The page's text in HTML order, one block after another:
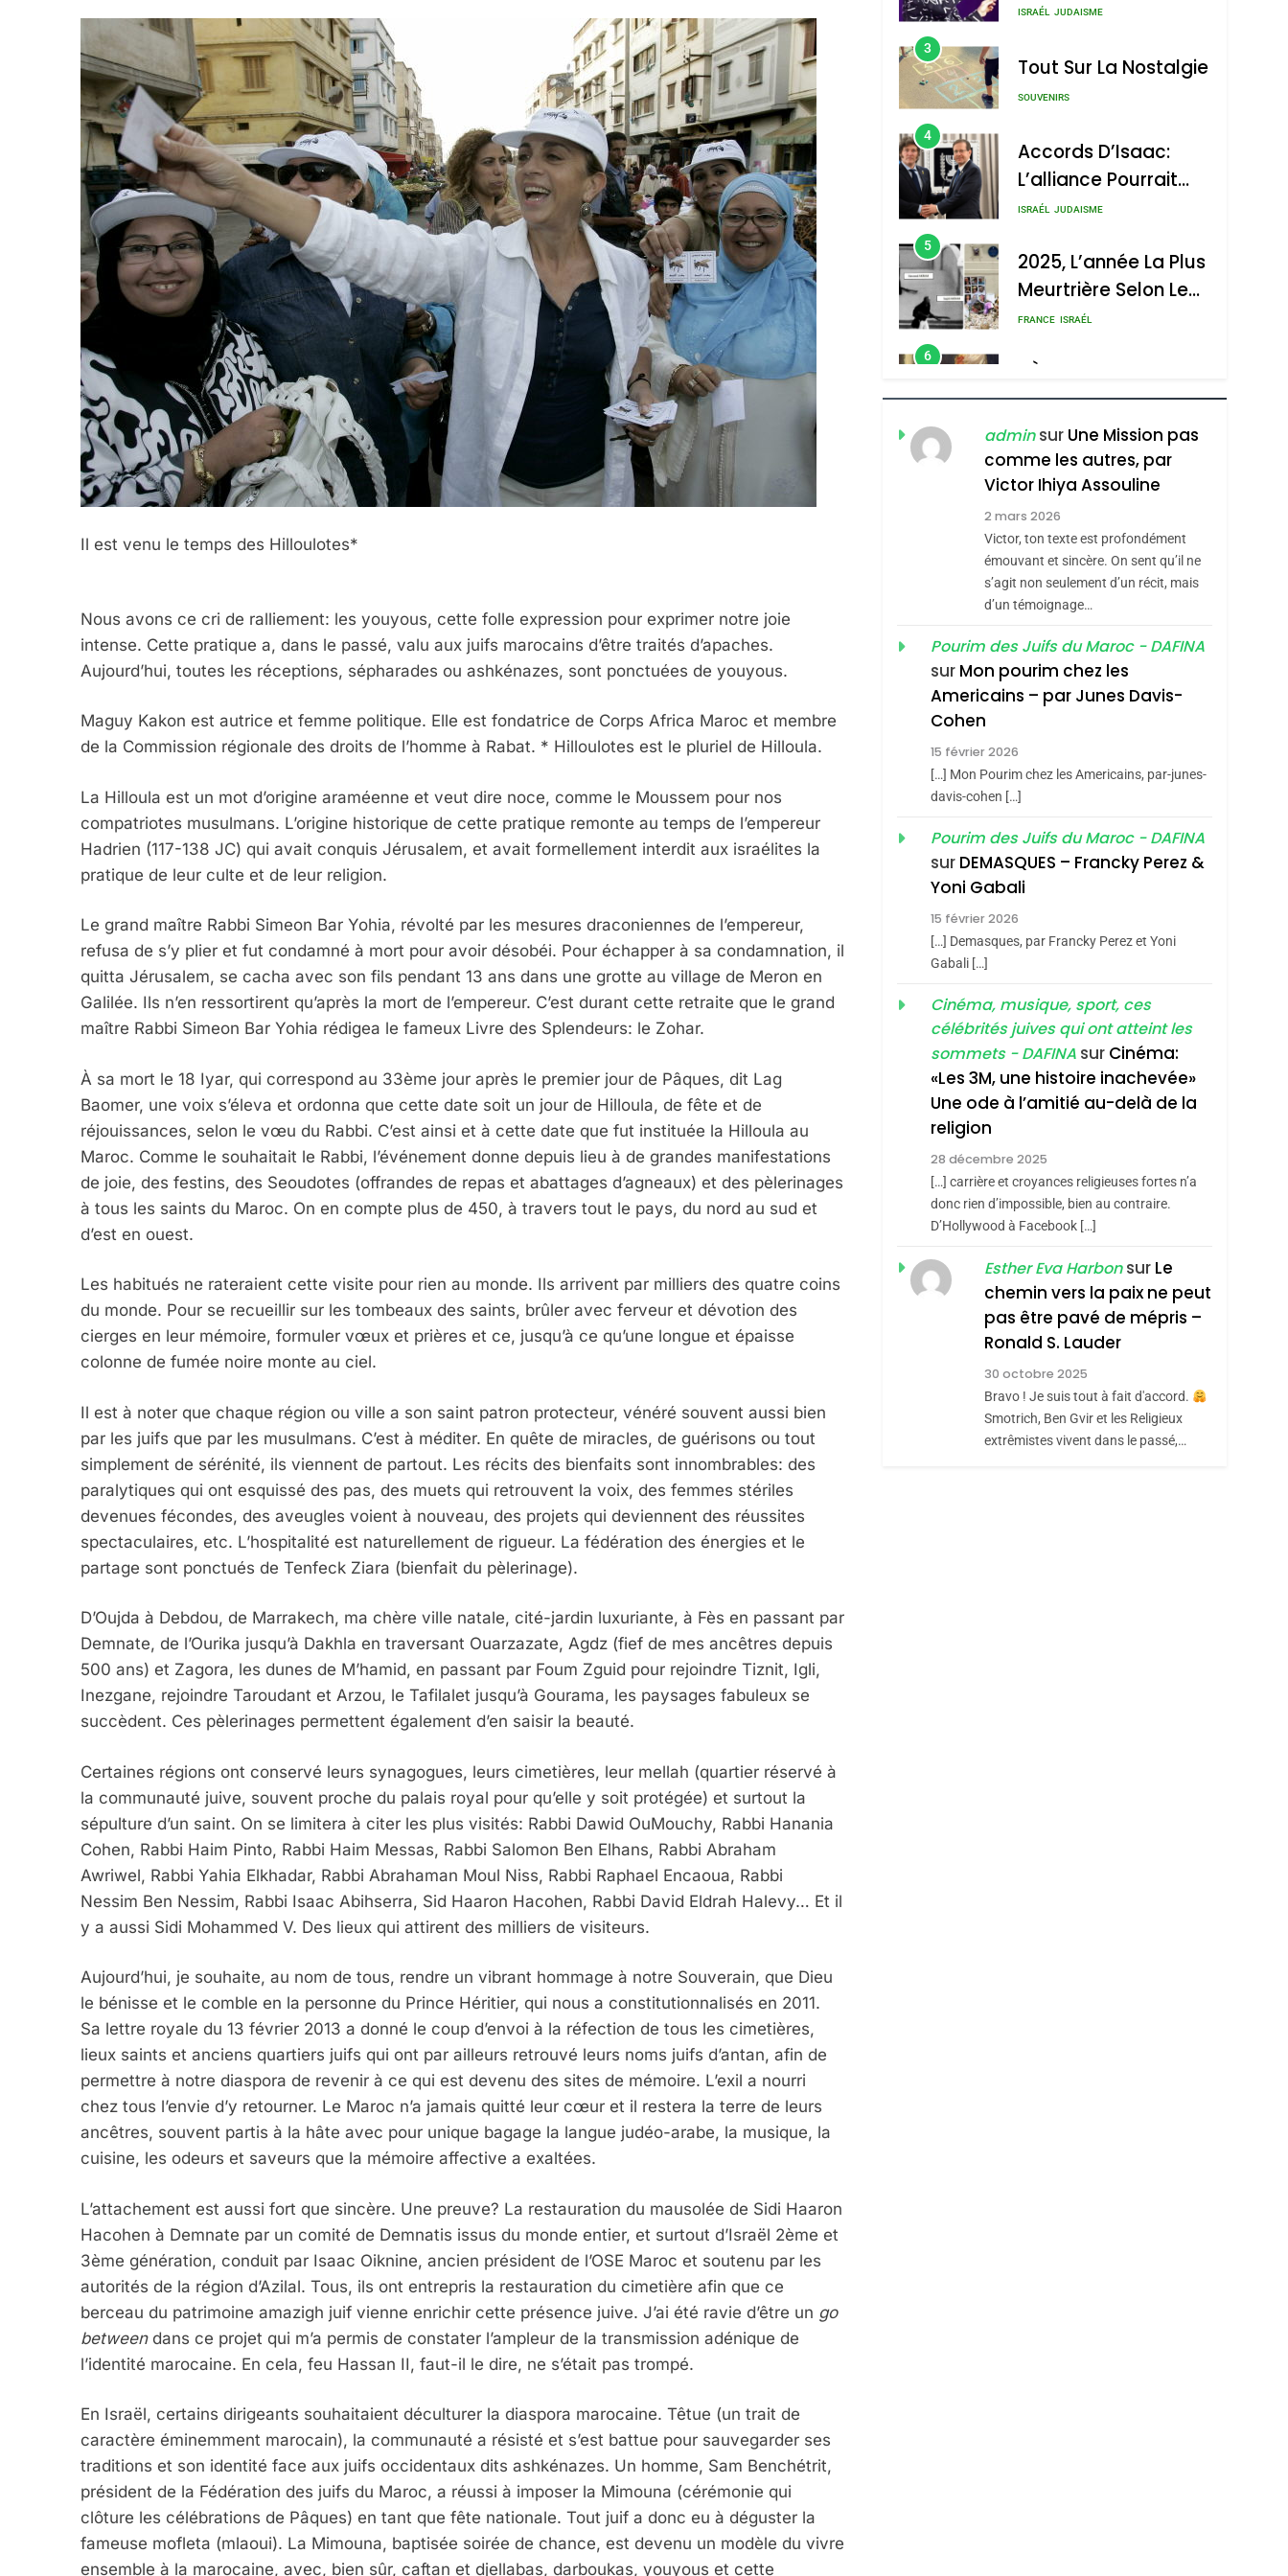
Il est venu le temps des Hilloulotes*
Nous avons ce cri de ralliement: les youyous, cette folle expression pour exprimer notre joie
intense. Cette pratique a, dans le passé, valu aux juifs marocains d’être traités d’apaches.
Aujourd’hui, toutes les réceptions, sépharades ou ashkénazes, sont ponctuées de youyous.
Maguy Kakon est autrice et femme politique. Elle est fondatrice de Corps Africa Maroc et membre
de la Commission régionale des droits de l’homme à Rabat. * Hilloulotes est le pluriel de Hilloula.
La Hilloula est un mot d’origine araméenne et veut dire noce, comme le Moussem pour nos
compatriotes musulmans. L’origine historique de cette pratique remonte au temps de l’empereur
Hadrien (117-138 JC) qui avait conquis Jérusalem, et avait formellement interdit aux israélites la
pratique de leur culte et de leur religion.
Le grand maître Rabbi Simeon Bar Yohia, révolté par les mesures draconiennes de l’empereur,
refusa de s’y plier et fut condamné à mort pour avoir désobéi. Pour échapper à sa condamnation, il
quitta Jérusalem, se cacha avec son fils pendant 13 ans dans une grotte au village de Meron en
Galilée. Ils n’en ressortirent qu’après la mort de l’empereur. C’est durant cette retraite que le grand
maître Rabbi Simeon Bar Yohia rédigea le fameux Livre des Splendeurs: le Zohar.
À sa mort le 18 Iyar, qui correspond au 33ème jour après le premier jour de Pâques, dit Lag
Baomer, une voix s’éleva et ordonna que cette date soit un jour de Hilloula, de fête et de
réjouissances, selon le vœu du Rabbi. C’est ainsi et à cette date que fut instituée la Hilloula au
Maroc. Comme le souhaitait le Rabbi, l’événement donne depuis lieu à de grandes manifestations
de joie, des festins, des Seoudotes (offrandes de repas et abattages d’agneaux) et des pèlerinages
à tous les saints du Maroc. On en compte plus de 450, à travers tout le pays, du nord au sud et
d’est en ouest.
Les habitués ne rateraient cette visite pour rien au monde. Ils arrivent par milliers des quatre coins
du monde. Pour se recueillir sur les tombeaux des saints, brûler avec ferveur et dévotion des
cierges en leur mémoire, formuler vœux et prières et ce, jusqu’à ce qu’une longue et épaisse
colonne de fumée noire monte au ciel.
Il est à noter que chaque région ou ville a son saint patron protecteur, vénéré souvent aussi bien
par les juifs que par les musulmans. C’est à méditer. En quête de miracles, de guérisons ou tout
simplement de sérénité, ils viennent de partout. Les récits des bienfaits sont innombrables: des
paralytiques qui ont esquissé des pas, des muets qui retrouvent la voix, des femmes stériles
devenues fécondes, des aveugles voient à nouveau, des projets qui deviennent des réussites
spectaculaires, etc. L’hospitalité est naturellement de rigueur. La fédération des énergies et le
partage sont ponctués de Tenfeck Ziara (bienfait du pèlerinage).
D’Oujda à Debdou, de Marrakech, ma chère ville natale, cité-jardin luxuriante, à Fès en passant par
Demnate, de l’Ourika jusqu’à Dakhla en traversant Ouarzazate, Agdz (fief de mes ancêtres depuis
500 ans) et Zagora, les dunes de M’hamid, en passant par Foum Zguid pour rejoindre Tiznit, Igli,
Inezgane, rejoindre Taroudant et Arzou, le Tafilalet jusqu’à Gourama, les paysages fabuleux se
succèdent. Ces pèlerinages permettent également d’en saisir la beauté.
Certaines régions ont conservé leurs synagogues, leurs cimetières, leur mellah (quartier réservé à
la communauté juive, souvent proche du palais royal pour qu’elle y soit protégée) et surtout la
sépulture d’un saint. On se limitera à citer les plus visités: Rabbi Dawid OuMouchy, Rabbi Hanania
Cohen, Rabbi Haim Pinto, Rabbi Haim Messas, Rabbi Salomon Ben Elhans, Rabbi Abraham
Awriwel, Rabbi Yahia Elkhadar, Rabbi Abrahaman Moul Niss, Rabbi Raphael Encaoua, Rabbi
Nessim Ben Nessim, Rabbi Isaac Abihserra, Sid Haaron Hacohen, Rabbi David Eldrah Halevy… Et il
y a aussi Sidi Mohammed V. Des lieux qui attirent des milliers de visiteurs.
Aujourd’hui, je souhaite, au nom de tous, rendre un vibrant hommage à notre Souverain, que Dieu
le bénisse et le comble en la personne du Prince Héritier, qui nous a constitutionnalisés en 2011.
Sa lettre royale du 13 février 2013 a donné le coup d’envoi à la réfection de tous les cimetières,
lieux saints et anciens quartiers juifs qui ont par ailleurs retrouvé leurs noms juifs d’antan, afin de
permettre à notre diaspora de revenir à ce qui est devenu des sites de mémoire. L’exil a nourri
chez tous l’envie d’y retourner. Le Maroc n’a jamais quitté leur cœur et il restera la terre de leurs
ancêtres, souvent partis à la hâte avec pour unique bagage la langue judéo-arabe, la musique, la
cuisine, les odeurs et saveurs que la mémoire affective a exaltées.
L’attachement est aussi fort que sincère. Une preuve? La restauration du mausolée de Sidi Haaron
Hacohen à Demnate par un comité de Demnatis issus du monde entier, et surtout d’Israël 2ème et
3ème génération, conduit par Isaac Oiknine, ancien président de l’OSE Maroc et soutenu par les
autorités de la région d’Azilal. Tous, ils ont entrepris la restauration du cimetière afin que ce
berceau du patrimoine amazigh juif vienne enrichir cette présence juive. J’ai été ravie d’être un go
betweendans ce projet qui m’a permis de constater l’ampleur de la transmission adénique de
l’identité marocaine. En cela, feu Hassan II, faut-il le dire, ne s’était pas trompé.
En Israël, certains dirigeants souhaitaient déculturer la diaspora marocaine. Têtue (un trait de
caractère éminemment marocain), la communauté a résisté et s’est battue pour sauvegarder ses
traditions et son identité face aux juifs occidentaux dits ashkénazes. Un homme, Sam Benchétrit,
président de la Fédération des juifs du Maroc, a réussi à imposer la Mimouna (cérémonie qui
clôture les célébrations de Pâques) en tant que fête nationale. Tout juif a donc eu à déguster la
fameuse mofleta (mlaoui). La Mimouna, baptisée soirée de chance, est devenu un modèle du vivre
ensemble à la marocaine, avec, bien sûr, caftan et djellabas, darboukas, youyous et cette
Nouvelle Chanson De
ISRAÉL JUDAISME
3
Tout Sur La Nostalgie
SOUVENIRS
4
Accords D’Isaac:
L’alliance Pourrait
S’étendre À 13 Pays
ISRAÉL JUDAISME
5
2025, L’année La Plus
Meurtrière Selon Le
Rapport D’ADL
FRANCE ISRAÉL
6
FIÈRE, DIGNE ET
RÉSILIENTE :
POURQUOI JE
REVENDIQUE MA
JUDAÏTE Par Thérèse
Zrihen-Dvir
ISRAÉL JUDAISME
CE QUI NOUS
MANQUE – Jacques
Hadida
JUDAISME
Maroc : Les Amandes
De Tafraout, Le Miel
De Tadla Azilal
Consacrés Produits
Du Terroir
DAFINA MAROC
Oeil Ravageur –
2
Dis Guerre»: La
Nouvelle Chanson De
Boy George
ISRAÉL JUDAISME
Accords D’Isaac:
L’alliance Pourrait
S’étendre À 13 Pays
D’Amérique Latine
ISRAÉL JUDAISME
5
Meurtrière Selon Le
Rapport D’ADL
Contre
L’antisémitisme
FRANCE ISRAÉL
FIÈRE, DIGNE ET
RÉSILIENTE :
POURQUOI JE
REVENDIQUE MA
JUDAÏTE Par Thérèse
Zrihen-Dvir
ISRAÉL JUDAISME
CE QUI NOUS
MANQUE – Jacques
Hadida
JUDAISME
Maroc : Les Amandes
adminsur Une Mission pas
comme les autres, par
Victor Ihiya Assouline
2 mars 2026
Victor, ton texte est profondément
émouvant et sincère. On sent qu’il ne
s’agit non seulement d’un récit, mais
d’un témoignage…
Pourim des Juifs du Maroc - DAFINA
sur Mon pourim chez les
Americains – par Junes Davis-
Cohen
15 février 2026
[…] Mon Pourim chez les Americains, par-junes-
davis-cohen […]
Pourim des Juifs du Maroc - DAFINA
sur DEMASQUES – Francky Perez &
Yoni Gabali
15 février 2026
[…] Demasques, par Francky Perez et Yoni
Gabali […]
Cinéma, musique, sport, ces
célébrités juives qui ont atteint les
sommets - DAFINA sur Cinéma:
«Les 3M, une histoire inachevée»
Une ode à l’amitié au-delà de la
religion
28 décembre 2025
[…] carrière et croyances religieuses fortes n’a
donc rien d’impossible, bien au contraire.
D’Hollywood à Facebook […]
Esther Eva Harbonsur Le
chemin vers la paix ne peut
pas être pavé de mépris –
Ronald S. Lauder
30 octobre 2025
Bravo ! Je suis tout à fait d'accord.
Smotrich, Ben Gvir et les Religieux
extrêmistes vivent dans le passé,…